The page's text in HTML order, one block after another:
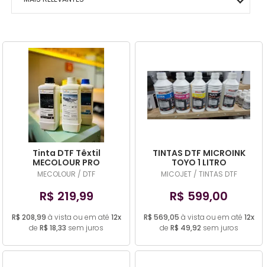
MENOR PREÇO
MAIOR PREÇO
A - Z
Tinta DTF Têxtil
MECOLOUR PRO
MECOLOUR / DTF
R$ 219,99
R$ 208,99 à vista ou em até 12x
de R$ 18,33 sem juros
TINTAS DTF MICROINK
TOYO 1 LITRO
MICOJET / TINTAS DTF
R$ 599,00
R$ 569,05 à vista ou em até 12x
de R$ 49,92 sem juros